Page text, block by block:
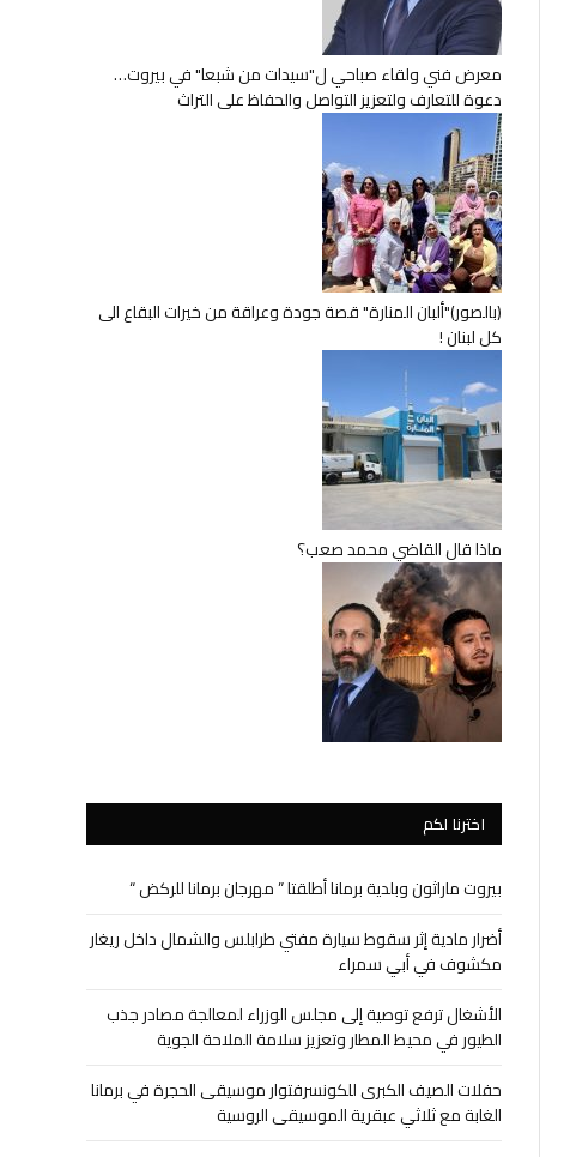
معرض فني ولقاء صباحي ل"سيدات من شبعا" في بيروت…
دعوة للتعارف ولتعزيز التواصل والحفاظ على التراث
(بالصور)"ألبان المنارة" قصة جودة وعراقة من خيرات البقاع الى
كل لبنان !
ماذا قال القاضي محمد صعب؟
اخترنا لكم
بيروت ماراثون وبلدية برمانا أطلقتا ” مهرجان برمانا للركض “
أضرار مادية إثر سقوط سيارة مفتي طرابلس والشمال داخل ريغار
مكشوف في أبي سمراء
الأشغال ترفع توصية إلى مجلس الوزراء لمعالجة مصادر جذب
الطيور في محيط المطار وتعزيز سلامة الملاحة الجوية
حفلات الصيف الكبرى للكونسرفتوار موسيقى الحجرة في برمانا
الغابة مع ثلاثي عبقرية الموسيقى الروسية